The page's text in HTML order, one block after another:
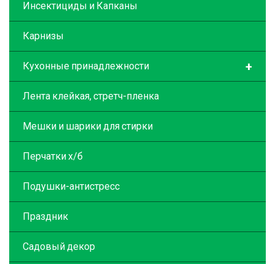
Инсектициды и Капканы
Карнизы
+
Кухонные принадлежности
Лента клейкая, стретч-пленка
Мешки и шарики для стирки
Перчатки х/б
Подушки-антистресс
Праздник
Садовый декор